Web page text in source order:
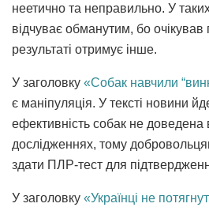
неетично та неправильно. У
відчуває обманутим, бо
результаті отримує інше.
У заголовку «Собак навчили
є маніпуляція. У тексті новини
ефективність собак не доведена
дослідженнях, тому
здати ПЛР-тест для
У заголовку «Українці не